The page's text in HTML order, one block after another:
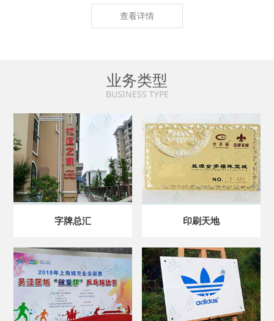
查看详情
业务类型
BUSINESS TYPE
字牌总汇 印刷天地